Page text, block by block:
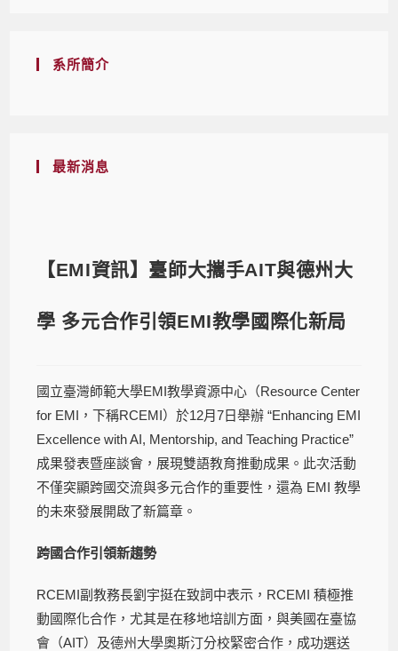
系所簡介
最新消息
【EMI資訊】臺師大攜手AIT與德州大
學 多元合作引領EMI教學國際化新局
國立臺灣師範大學EMI教學資源中心（Resource Center
for EMI，下稱RCEMI）於12月7日舉辦 “Enhancing EMI
Excellence with AI, Mentorship, and Teaching Practice”
成果發表暨座談會，展現雙語教育推動成果。此次活動
不僅突顯跨國交流與多元合作的重要性，還為 EMI 教學
的未來發展開啟了新篇章。
跨國合作引領新趨勢
RCEMI副教務長劉宇挺在致詞中表示，RCEMI 積極推
動國際化合作，尤其是在移地培訓方面，與美國在臺協
會（AIT）及德州大學奧斯汀分校緊密合作，成功選送